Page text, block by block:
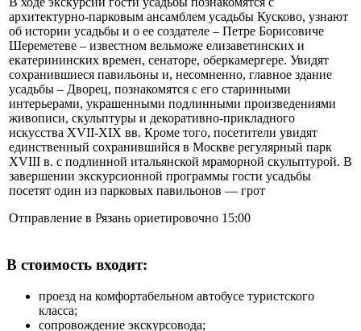
архитектурно-парковым ансамблем усадьбы Кусково, узнают
об истории усадьбы и о ее создателе – Петре Борисовиче
Шереметеве – известном вельможе елизаветинских и
екатерининских времен, сенаторе, оберкамергере. Увидят
сохранившиеся павильоны и, несомненно, главное здание
усадьбы – Дворец, познакомятся с его старинными
интерьерами, украшенными подлинными произведениями
живописи, скульптуры и декоративно-прикладного
искусства XVII-XIX вв. Кроме того, посетители увидят
единственный сохранившийся в Москве регулярный парк
XVIII в. с подлинной итальянской мраморной скульптурой. В
завершении экскурсионной программы гости усадьбы
посетят один из парковых павильонов — грот
Отправление в Рязань ориетировочно 15:00
В стоимость входит:
проезд на комфортабельном автобусе туристского
класса;
сопровождение экскурсовода;